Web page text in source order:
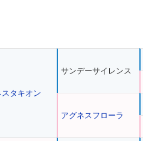
スタキオン
サンデーサイレンス
アグネスフローラ